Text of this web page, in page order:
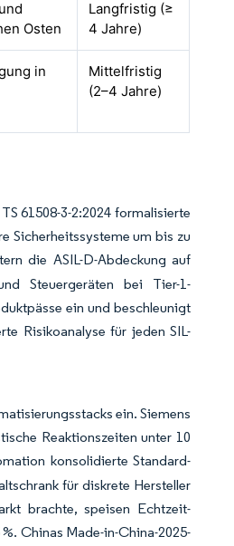
Osten
Langfristig (≥
4 Jahre)
in
Mittelfristig
(2–4 Jahre)
61508-3-2:2024 formalisierte
Sicherheitssysteme um bis zu
die ASIL-D-Abdeckung auf
Steuergeräten bei Tier-1-
ein und beschleunigt
Risikoanalyse für jeden SIL-
ein. Siemens
Reaktionszeiten unter 10
konsolidierte Standard-
für diskrete Hersteller
brachte, speisen Echtzeit-
Chinas Made-in-China-2025-